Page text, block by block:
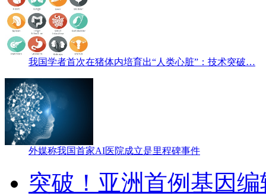
我国学者首次在猪体内培育出“人类心脏”：技术突破…
外媒称我国首家AI医院成立是里程碑事件
突破！亚洲首例基因